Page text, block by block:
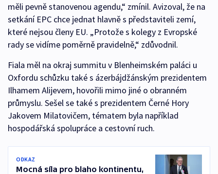
měli pevně stanovenou agendu,“ zmínil. Avizoval, že na
setkání EPC chce jednat hlavně s představiteli zemí,
které nejsou členy EU. „Protože s kolegy z Evropské
rady se vidíme poměrně pravidelně,“ zdůvodnil.
Fiala měl na okraj summitu v Blenheimském paláci u
Oxfordu schůzku také s ázerbájdžánským prezidentem
Ilhamem Alijevem, hovořili mimo jiné o obranném
průmyslu. Sešel se také s prezidentem Černé Hory
Jakovem Milatovičem, tématem byla například
hospodářská spolupráce a cestovní ruch.
ODKAZ
Mocná síla pro blaho kontinentu,